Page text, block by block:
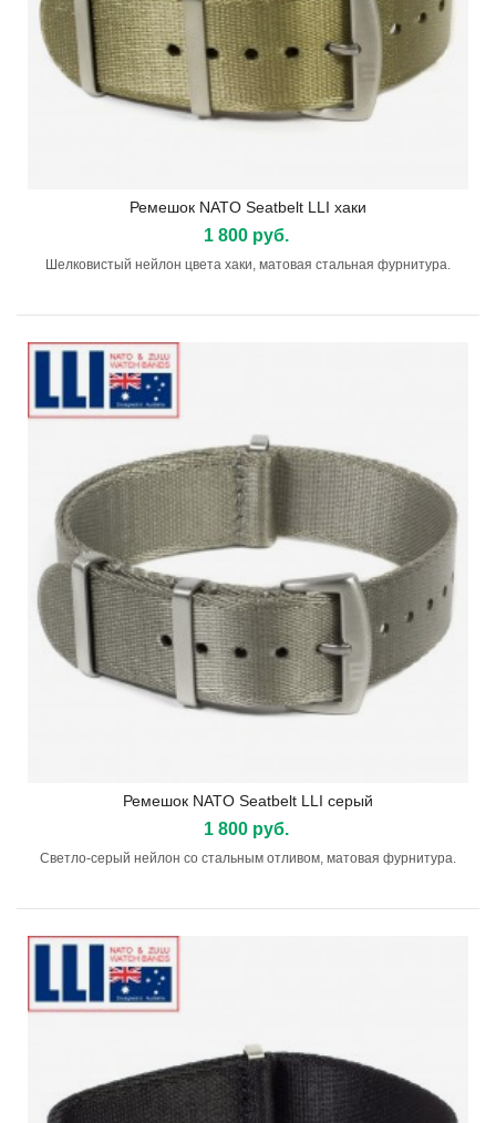
Ремешок NATO Seatbelt LLI хаки
1 800 руб.
Шелковистый нейлон цвета хаки, матовая стальная фурнитура.
Ремешок NATO Seatbelt LLI серый
1 800 руб.
Светло-серый нейлон со стальным отливом, матовая фурнитура.